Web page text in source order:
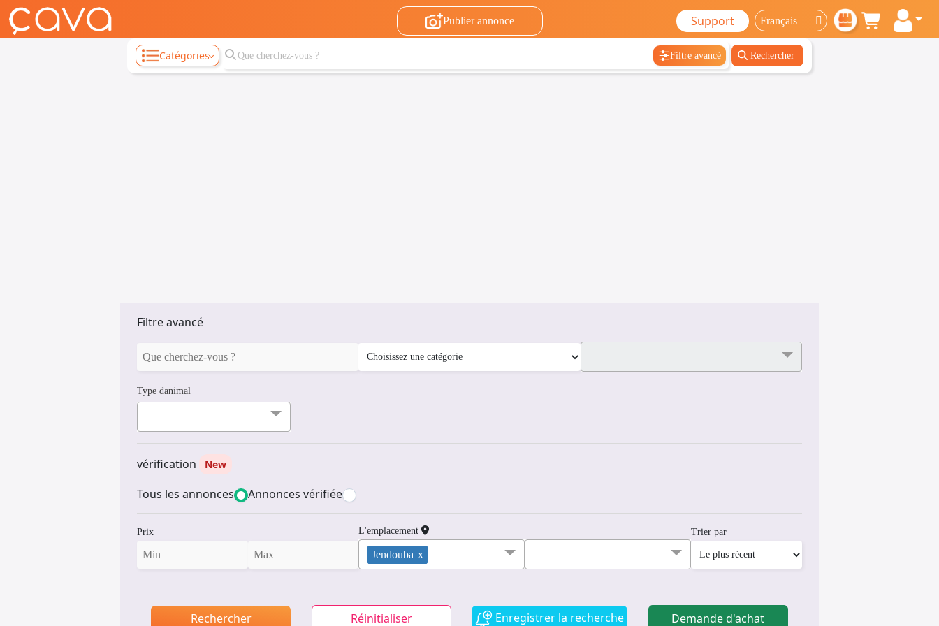
Publier annonce Support
Catégories Filtre avancé Rechercher
Filtre avancé
Type danimal
vérification New
Tous les annonces Annonces vérifiée
Prix L'emplacement
Jendouba x
Trier par
Rechercher Réinitialiser Enregistrer la recherche Demande d'achat